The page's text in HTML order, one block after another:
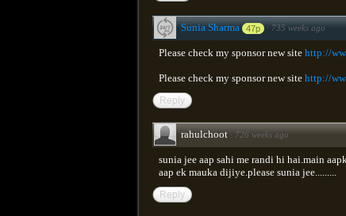
Sunia Sharma 47p · 735 weeks ago
Please check my sponsor new site http://
Please check my sponsor new site http://
Reply
rahulchoot · 726 weeks ago
sunia jee aap sahi me randi hi hai.main
aap ek mauka dijiye.please sunia jee.........
Reply